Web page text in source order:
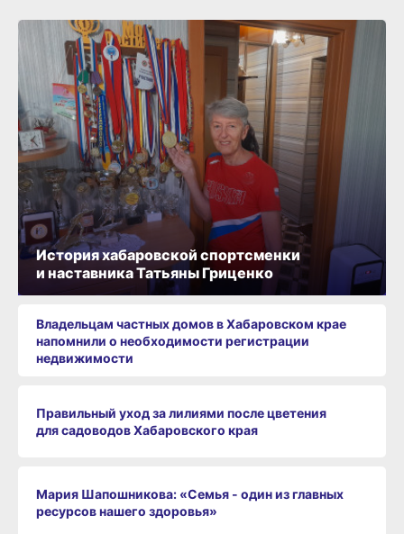
История хабаровской спортсменки
и наставника Татьяны Гриценко
Владельцам частных домов в Хабаровском крае
напомнили о необходимости регистрации
недвижимости
Правильный уход за лилиями после цветения
для садоводов Хабаровского края
Мария Шапошникова: «Семья - один из главных
ресурсов нашего здоровья»